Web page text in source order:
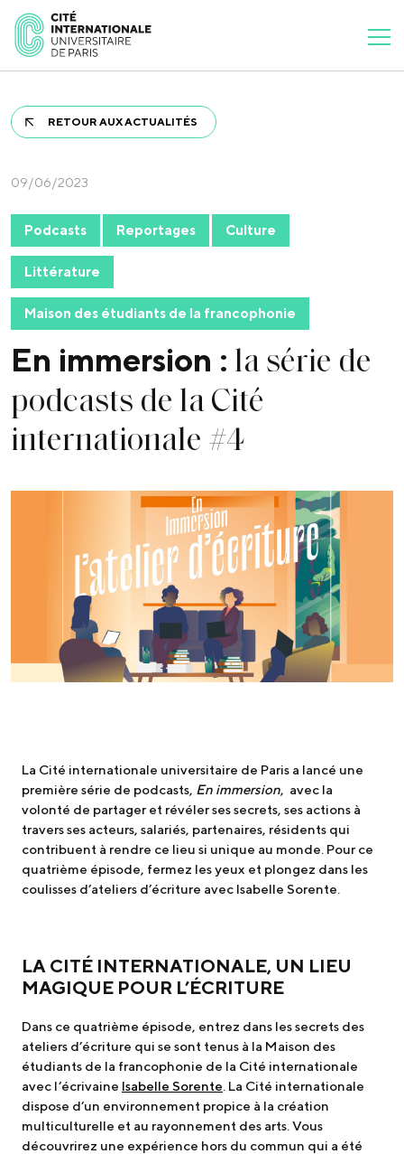
RETOUR AUX ACTUALITÉS
09/06/2023
Podcasts Reportages Culture
Littérature
Maison des étudiants de la francophonie
En immersion : la série de
podcasts de la Cité
internationale #4
La Cité internationale universitaire de Paris a lancé une
première série de podcasts, En immersion, avec la
volonté de partager et révéler ses secrets, ses actions à
travers ses acteurs, salariés, partenaires, résidents qui
contribuent à rendre ce lieu si unique au monde. Pour ce
quatrième épisode, fermez les yeux et plongez dans les
coulisses d’ateliers d’écriture avec Isabelle Sorente.
LA CITÉ INTERNATIONALE, UN LIEU
MAGIQUE POUR L’ÉCRITURE
Dans ce quatrième épisode, entrez dans les secrets des
ateliers d’écriture qui se sont tenus à la Maison des
étudiants de la francophonie de la Cité internationale
avec l’écrivaine Isabelle Sorente. La Cité internationale
dispose d’un environnement propice à la création
multiculturelle et au rayonnement des arts. Vous
découvrirez une expérience hors du commun qui a été